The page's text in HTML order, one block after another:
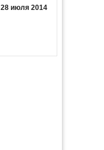
28 июля 2014